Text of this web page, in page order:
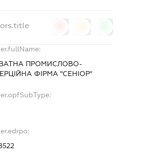
ПРОМИСЛОВО-
ФІРМА "СЕНІОР"